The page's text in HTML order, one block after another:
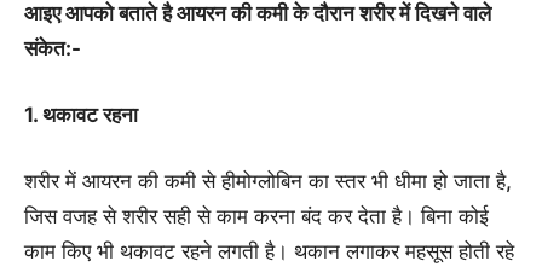
आइए आपको बताते है आयरन की कमी के दौरान शरीर में दिखने वाले
संकेत:-
1. थकावट रहना
शरीर में आयरन की कमी से हीमोग्लोबिन का स्तर भी धीमा हो जाता है,
जिस वजह से शरीर सही से काम करना बंद कर देता है। बिना कोई
काम किए भी थकावट रहने लगती है। थकान लगाकर महसूस होती रहे